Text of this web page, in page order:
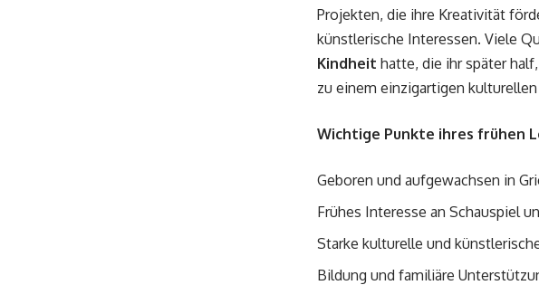
Projekten, die ihre Kreativität
künstlerische Interessen. Viele
Kindheit hatte, die ihr später
zu einem einzigartigen
Wichtige Punkte ihres frühen
Geboren und aufgewachsen in
Frühes Interesse an Schauspiel
Starke kulturelle und
Bildung und familiäre